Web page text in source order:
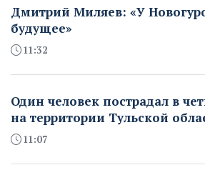
Дмитрий Миляев: «У
будущее»
11:32
Один человек пострадал в
на территории Тульской
11:07